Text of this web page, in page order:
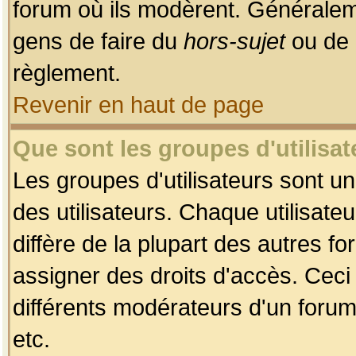
forum où ils modèrent.
gens de faire du hors-sujetou de
règlement.
Revenir en haut de page
Que sont les groupes
Les groupes d'utilisateurs sont
des utilisateurs. Chaque
diffère de la plupart des autres
assigner des droits d'accès.
différents modérateurs d'un
etc.